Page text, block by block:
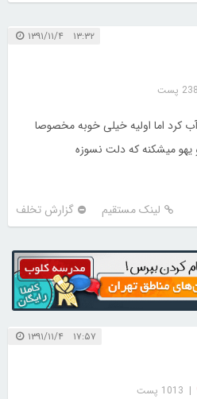
۱۳:۳۲ ۱۳۹۱/۱۱/۴
238 پست
کرد اما اولیه خیلی خوبه مخصوصا
یهو میشکنه که دلت نسوزه
لینک مستقیم گزارش تخلف
۱۷:۵۷ ۱۳۹۱/۱۱/۴
| 1013 پست